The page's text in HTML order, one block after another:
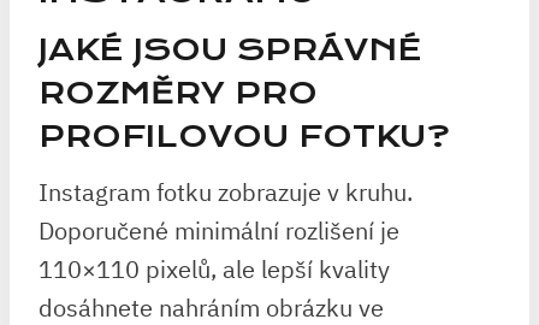
JAKÉ JSOU SPRÁVNÉ
ROZMĚRY PRO
PROFILOVOU FOTKU?
Instagram fotku zobrazuje v kruhu.
Doporučené minimální rozlišení je
110×110 pixelů, ale lepší kvality
dosáhnete nahráním obrázku ve